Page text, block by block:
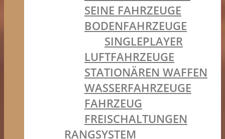
SEINE FAHRZEUGE
BODENFAHRZEUGE
SINGLEPLAYER
LUFTFAHRZEUGE
STATIONÄREN WAFFEN
WASSERFAHRZEUGE
FAHRZEUG
FREISCHALTUNGEN
RANGSYSTEM